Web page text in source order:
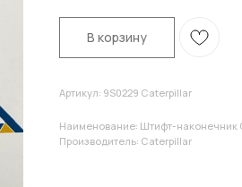
В корзину
Артикул: 9S0229 Caterpillar
Наименование: Штифт-наконечник
Производитель: Caterpillar